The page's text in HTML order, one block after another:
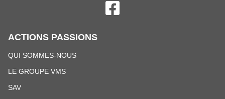
Suivez nous sur Facebook
ACTIONS PASSIONS
QUI SOMMES-NOUS
LE GROUPE VMS
SAV